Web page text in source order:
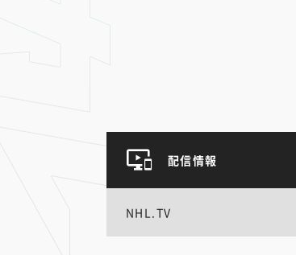
配信情報
NHL.TV